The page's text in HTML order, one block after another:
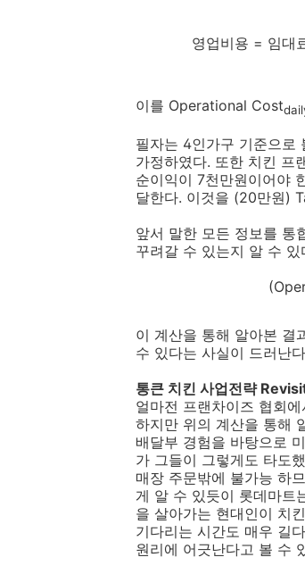
영업비용 = 임대
이를 Operational Cost
필자는 4인가구 기준으로
가정하였다. 또한 치킨 프
순이익이 7천만원이어야
달한다. 이것을 (20만원)
앞서 말한 모든 정보를 통
꾸려갈 수 있는지 알 수
이 계산을 통해 알아본 결
수 있다는 사실이 드러난
통큰 치킨 사업전략
얼마전 프랜차이즈 협회
하지만 위의 계산을 통해
배달부 경험을 바탕으로
가 그들이 그렇게도 타도
매장 주문밖에 불가능 하
게 알 수 있듯이 롯데마트
을 살아가는 현대인이 치
기다리는 시간도 매우 길
원리에 어긋난다고 볼 수